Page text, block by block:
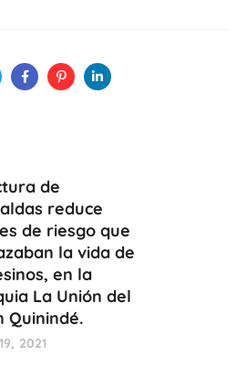
de
reduce
de riesgo que
la vida de
en la
La Unión del
Quinindé.
2021